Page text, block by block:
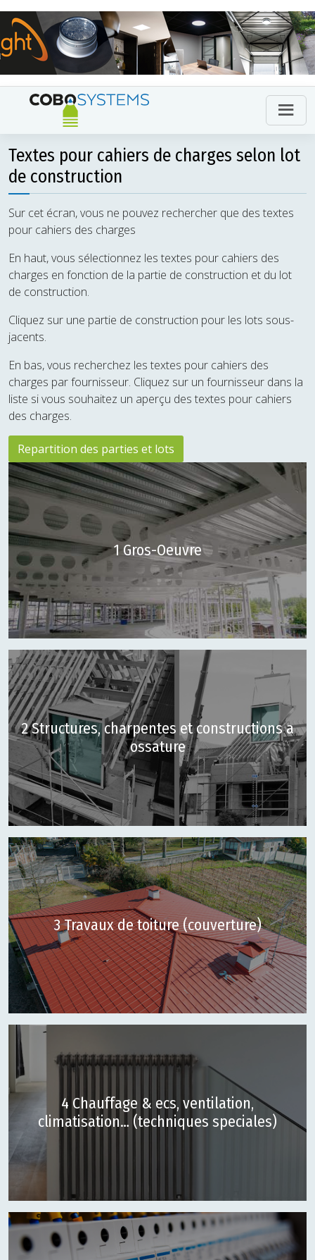
Textes pour cahiers de charges selon lot
de construction
Sur cet écran, vous ne pouvez rechercher que des textes
pour cahiers des charges
En haut, vous sélectionnez les textes pour cahiers des
charges en fonction de la partie de construction et du lot
de construction.
Cliquez sur une partie de construction pour les lots sous-
jacents.
En bas, vous recherchez les textes pour cahiers des
charges par fournisseur. Cliquez sur un fournisseur dans la
liste si vous souhaitez un aperçu des textes pour cahiers
des charges.
Repartition des parties et lots
1 Gros-Oeuvre
2 Structures, charpentes et constructions a
ossature
3 Travaux de toiture (couverture)
4 Chauffage & ecs, ventilation,
climatisation… (techniques speciales)